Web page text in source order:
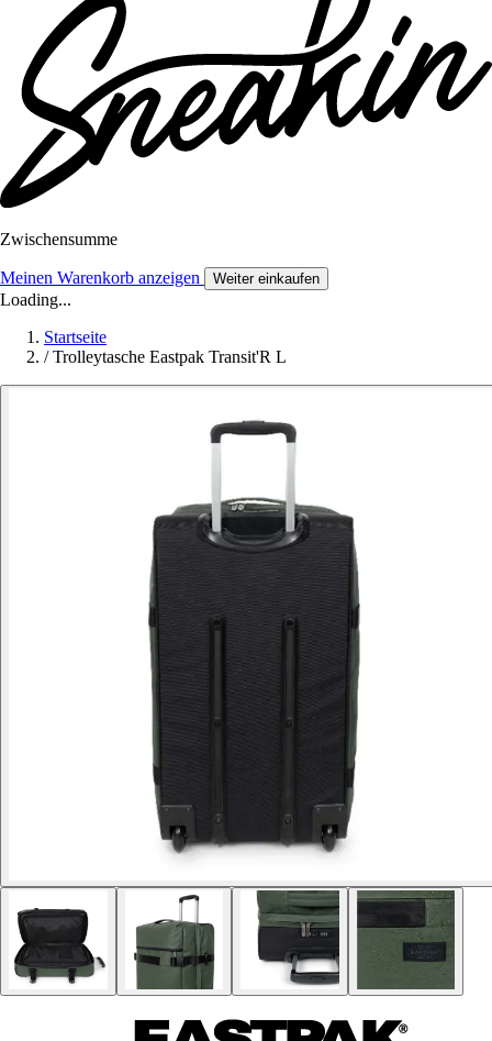
Zwischensumme
Meinen Warenkorb anzeigen Weiter einkaufen
Loading...
Startseite
/ Trolleytasche Eastpak Transit'R L